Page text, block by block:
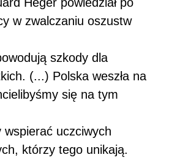
w zwalczaniu oszustw
szkody dla
(...) Polska weszła na
się na tym
uczciwych
którzy tego unikają.